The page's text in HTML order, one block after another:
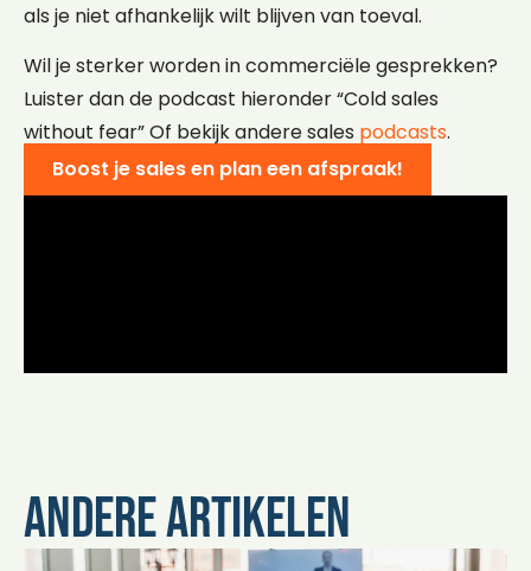
als je niet afhankelijk wilt blijven van toeval.
Wil je sterker worden in commerciële gesprekken?
Luister dan de podcast hieronder “Cold sales
without fear” Of bekijk andere sales podcasts.
Boost je sales en plan een afspraak!
Andere artikelen